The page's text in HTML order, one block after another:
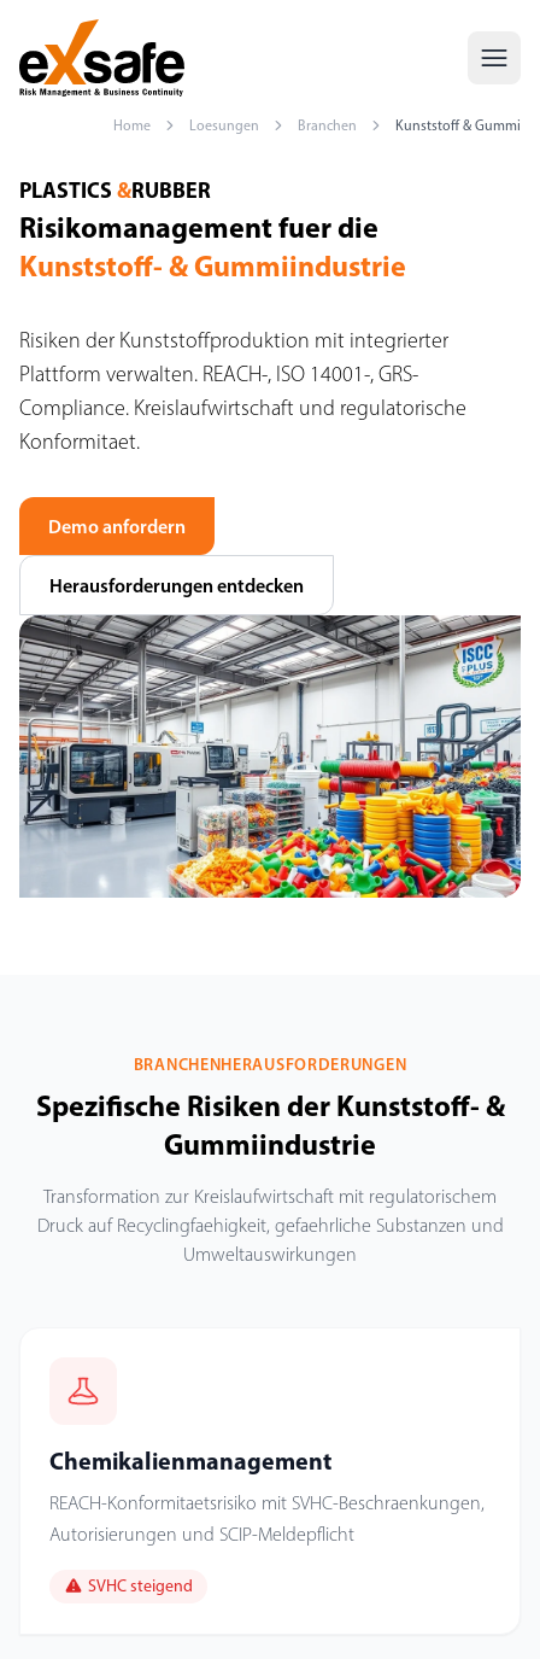
Home Loesungen Branchen Kunststoff & Gummi
Risk Management Kunststoff — REACH, ISO 14001, GRS
PLASTICS &RUBBER
Risikomanagement fuer die
Kunststoff- & Gummiindustrie
Risiken der Kunststoffproduktion mit integrierter
Plattform verwalten. REACH-, ISO 14001-, GRS-
Compliance. Kreislaufwirtschaft und regulatorische
Konformitaet.
Demo anfordern
Herausforderungen entdecken
BRANCHENHERAUSFORDERUNGEN
Spezifische Risiken der Kunststoff- &
Gummiindustrie
Transformation zur Kreislaufwirtschaft mit regulatorischem
Druck auf Recyclingfaehigkeit, gefaehrliche Substanzen und
Umweltauswirkungen
Chemikalienmanagement
REACH-Konformitaetsrisiko mit SVHC-Beschraenkungen,
Autorisierungen und SCIP-Meldepflicht
SVHC steigend